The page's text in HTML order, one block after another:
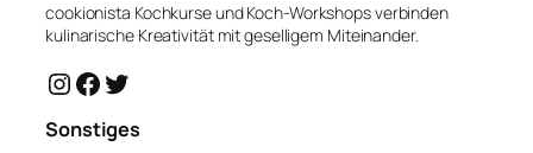
cookionista Kochkurse und Koch-Workshops verbinden
kulinarische Kreativität mit geselligem Miteinander.
Instagram
Facebook
Twitter
Sonstiges